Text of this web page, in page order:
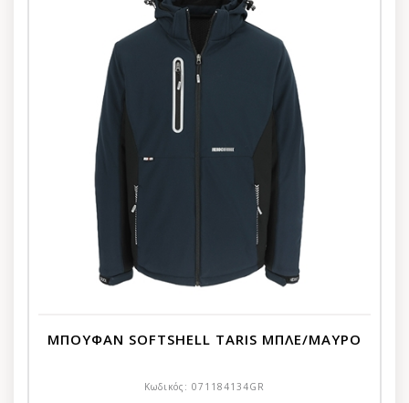
ΜΠΟΥΦΑΝ SOFTSHELL TARIS ΜΠΛΕ/ΜΑΥΡΟ
Κωδικός: 071184134GR